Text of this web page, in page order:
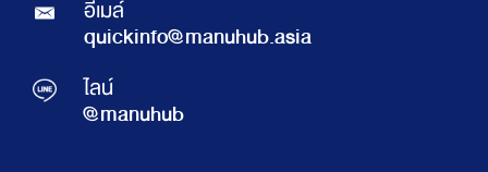
อีเมล์
quickinfo@manuhub.asia
ไลน์
@manuhub